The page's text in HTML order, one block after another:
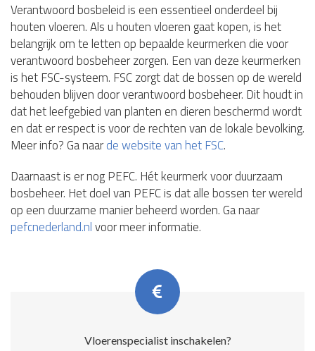
Verantwoord bosbeleid is een essentieel onderdeel bij
houten vloeren. Als u houten vloeren gaat kopen, is het
belangrijk om te letten op bepaalde keurmerken die voor
verantwoord bosbeheer zorgen. Een van deze keurmerken
is het FSC-systeem. FSC zorgt dat de bossen op de wereld
behouden blijven door verantwoord bosbeheer. Dit houdt in
dat het leefgebied van planten en dieren beschermd wordt
en dat er respect is voor de rechten van de lokale bevolking.
Meer info? Ga naarde website van het FSC.
Daarnaast is er nog PEFC. Hét keurmerk voor duurzaam
bosbeheer. Het doel van PEFC is dat alle bossen ter wereld
op een duurzame manier beheerd worden. Ga naar
pefcnederland.nlvoor meer informatie.
Vloerenspecialist inschakelen?